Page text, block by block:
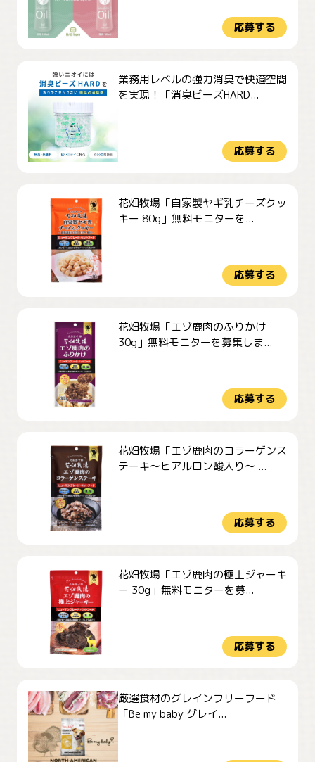
応募する
業務用レベルの強力消臭で快適空間
を実現！「消臭ビーズHARD...
応募する
花畑牧場「自家製ヤギ乳チーズクッ
キー 80g」無料モニターを...
応募する
花畑牧場「エゾ鹿肉のふりかけ
30g」無料モニターを募集しま...
応募する
花畑牧場「エゾ鹿肉のコラーゲンス
テーキ～ヒアルロン酸入り～ ...
応募する
花畑牧場「エゾ鹿肉の極上ジャーキ
ー 30g」無料モニターを募...
応募する
厳選食材のグレインフリーフード
「Be my baby グレイ...